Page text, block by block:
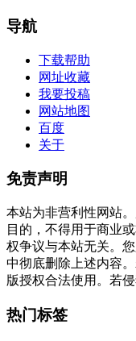
导航
下载帮助
网址收藏
我要投稿
网站地图
百度
关于
免责声明
本站为非营利性网站
目的，不得用于商业
权争议与本站无关。
中彻底删除上述内容
版授权合法使用。若
热门标签